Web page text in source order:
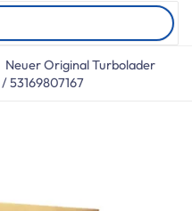
Neuer Original Turbolader
53169807167